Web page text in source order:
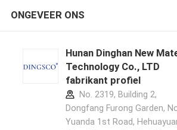
ONGEVEER ONS
Hunan Dinghan New
Technology Co., LTD
fabrikant profiel
No. 2319, Building 2,
Dongfang Furong Garden,
Yuanda 1st Road,